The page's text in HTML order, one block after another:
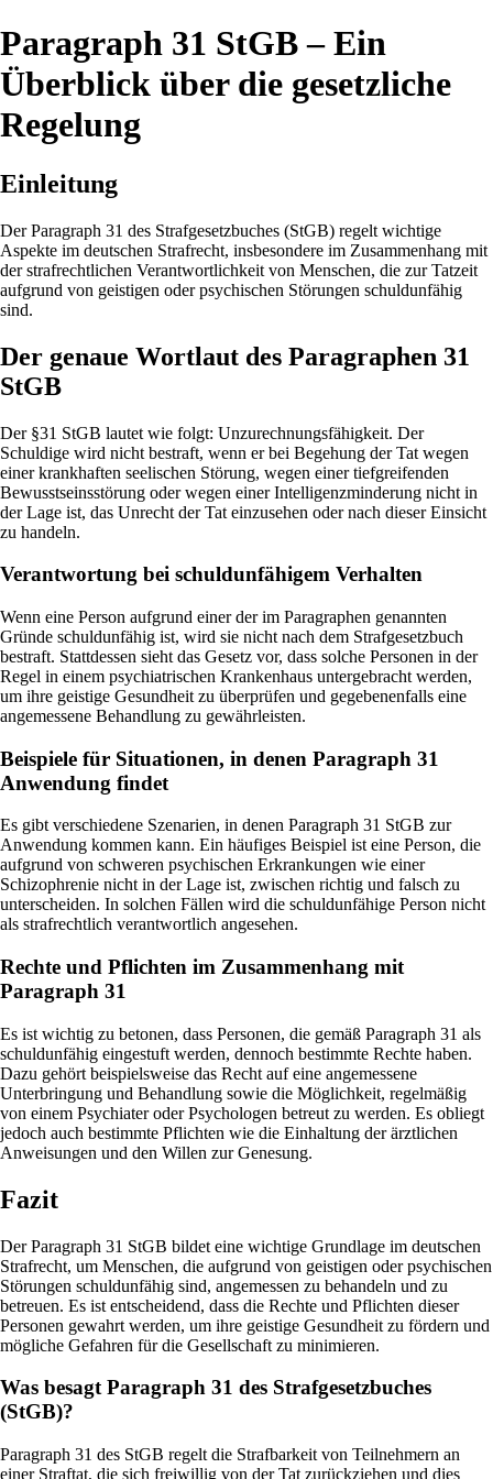
Paragraph 31 StGB – Ein
Überblick über die gesetzliche
Regelung
Einleitung
Der Paragraph 31 des Strafgesetzbuches (StGB) regelt wichtige
Aspekte im deutschen Strafrecht, insbesondere im Zusammenhang mit
der strafrechtlichen Verantwortlichkeit von Menschen, die zur Tatzeit
aufgrund von geistigen oder psychischen Störungen schuldunfähig
sind.
Der genaue Wortlaut des Paragraphen 31
StGB
Der §31 StGB lautet wie folgt: Unzurechnungsfähigkeit. Der
Schuldige wird nicht bestraft, wenn er bei Begehung der Tat wegen
einer krankhaften seelischen Störung, wegen einer tiefgreifenden
Bewusstseinsstörung oder wegen einer Intelligenzminderung nicht in
der Lage ist, das Unrecht der Tat einzusehen oder nach dieser Einsicht
zu handeln.
Verantwortung bei schuldunfähigem Verhalten
Wenn eine Person aufgrund einer der im Paragraphen genannten
Gründe schuldunfähig ist, wird sie nicht nach dem Strafgesetzbuch
bestraft. Stattdessen sieht das Gesetz vor, dass solche Personen in der
Regel in einem psychiatrischen Krankenhaus untergebracht werden,
um ihre geistige Gesundheit zu überprüfen und gegebenenfalls eine
angemessene Behandlung zu gewährleisten.
Beispiele für Situationen, in denen Paragraph 31
Anwendung findet
Es gibt verschiedene Szenarien, in denen Paragraph 31 StGB zur
Anwendung kommen kann. Ein häufiges Beispiel ist eine Person, die
aufgrund von schweren psychischen Erkrankungen wie einer
Schizophrenie nicht in der Lage ist, zwischen richtig und falsch zu
unterscheiden. In solchen Fällen wird die schuldunfähige Person nicht
als strafrechtlich verantwortlich angesehen.
Rechte und Pflichten im Zusammenhang mit
Paragraph 31
Es ist wichtig zu betonen, dass Personen, die gemäß Paragraph 31 als
schuldunfähig eingestuft werden, dennoch bestimmte Rechte haben.
Dazu gehört beispielsweise das Recht auf eine angemessene
Unterbringung und Behandlung sowie die Möglichkeit, regelmäßig
von einem Psychiater oder Psychologen betreut zu werden. Es obliegt
jedoch auch bestimmte Pflichten wie die Einhaltung der ärztlichen
Anweisungen und den Willen zur Genesung.
Fazit
Der Paragraph 31 StGB bildet eine wichtige Grundlage im deutschen
Strafrecht, um Menschen, die aufgrund von geistigen oder psychischen
Störungen schuldunfähig sind, angemessen zu behandeln und zu
betreuen. Es ist entscheidend, dass die Rechte und Pflichten dieser
Personen gewahrt werden, um ihre geistige Gesundheit zu fördern und
mögliche Gefahren für die Gesellschaft zu minimieren.
Was besagt Paragraph 31 des Strafgesetzbuches
(StGB)?
Paragraph 31 des StGB regelt die Strafbarkeit von Teilnehmern an
einer Straftat, die sich freiwillig von der Tat zurückziehen und dies